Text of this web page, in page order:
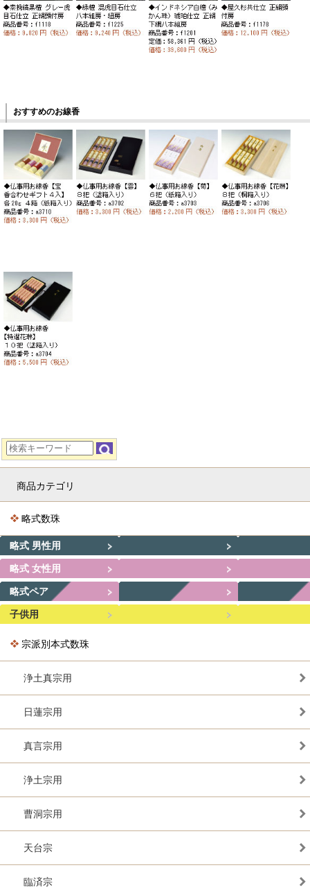
おすすめのお線香
商品カテゴリ
略式数珠
略式 男性用
略式 女性用
略式ペア
子供用
宗派別本式数珠
浄土真宗用
日蓮宗用
真言宗用
浄土宗用
曹洞宗用
天台宗
臨済宗